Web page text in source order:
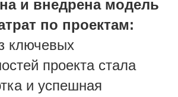
и внедрена модель
по проектам:
ключевых
проекта стала
и успешная